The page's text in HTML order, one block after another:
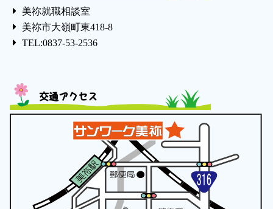
美祢就職相談室
美祢市大嶺町東418-8
TEL:0837-53-2536
交通アクセス